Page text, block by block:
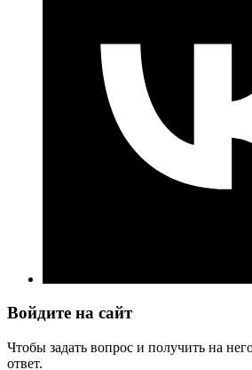
Войдите на сайт
Чтобы задать вопрос и получить на
ответ.